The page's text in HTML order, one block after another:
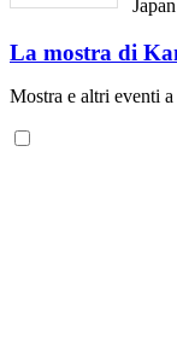
Japan
La mostra di
Mostra e altri eventi